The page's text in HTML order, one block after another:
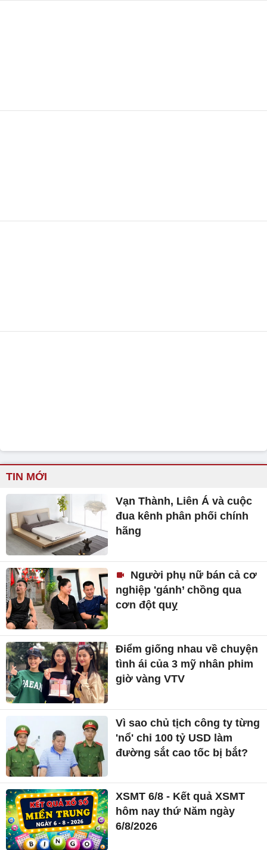
TIN MỚI
Vạn Thành, Liên Á và cuộc
đua kênh phân phối chính
hãng
Người phụ nữ bán cả cơ
nghiệp 'gánh’ chồng qua
cơn đột quỵ
Điểm giống nhau về chuyện
tình ái của 3 mỹ nhân phim
giờ vàng VTV
Vì sao chủ tịch công ty từng
'nổ' chi 100 tỷ USD làm
đường sắt cao tốc bị bắt?
XSMT 6/8 - Kết quả XSMT
hôm nay thứ Năm ngày
6/8/2026